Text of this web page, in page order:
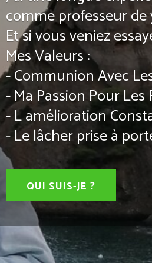
comme professeur
Et si vous veniez
Mes Valeurs :
- Communion Avec
- Ma Passion Pour
- L amélioration
- Le lâcher prise à
QUI SUIS-JE ?